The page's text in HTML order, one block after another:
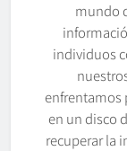
mundo
individuos
enfrentamos
en un disco
recuperar la